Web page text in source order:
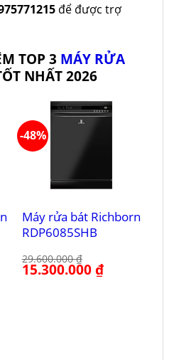
để được trợ
TOP 3 MÁY RỬA
NHẤT 2026
₫.
-48%
Máy rửa bát Richborn
RDP6085SHB
29.600.000₫
Giá
gốc
15.300.000₫Giá
hiện